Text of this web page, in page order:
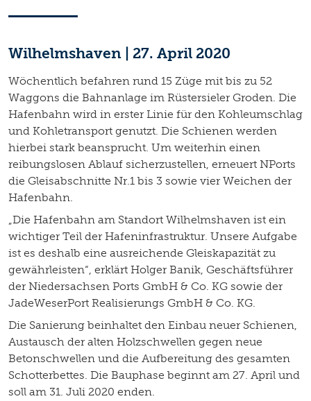
Wilhelmshaven | 27. April 2020
Wöchentlich befahren rund 15 Züge mit bis zu 52
Waggons die Bahnanlage im Rüstersieler Groden. Die
Hafenbahn wird in erster Linie für den Kohleumschlag
und Kohletransport genutzt. Die Schienen werden
hierbei stark beansprucht. Um weiterhin einen
reibungslosen Ablauf sicherzustellen, erneuert NPorts
die Gleisabschnitte Nr.1 bis 3 sowie vier Weichen der
Hafenbahn.
„Die Hafenbahn am Standort Wilhelmshaven ist ein
wichtiger Teil der Hafeninfrastruktur. Unsere Aufgabe
ist es deshalb eine ausreichende Gleiskapazität zu
gewährleisten“, erklärt Holger Banik, Geschäftsführer
der Niedersachsen Ports GmbH & Co. KG sowie der
JadeWeserPort Realisierungs GmbH & Co. KG.
Die Sanierung beinhaltet den Einbau neuer Schienen,
Austausch der alten Holzschwellen gegen neue
Betonschwellen und die Aufbereitung des gesamten
Schotterbettes. Die Bauphase beginnt am 27. April und
soll am 31. Juli 2020 enden.